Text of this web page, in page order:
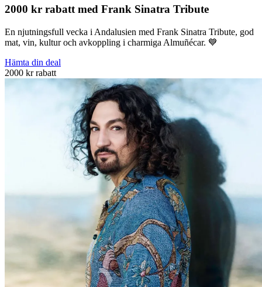
2000 kr rabatt med Frank Sinatra Tribute
En njutningsfull vecka i Andalusien med Frank Sinatra Tribute, god
mat, vin, kultur och avkoppling i charmiga Almuñécar. 💙
Hämta din deal
2000 kr rabatt